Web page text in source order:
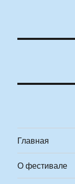
Главная
О фестивале